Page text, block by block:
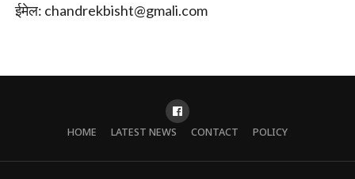
ईमेल: chandrekbisht@gmali.com
HOME LATEST NEWS CONTACT POLICY